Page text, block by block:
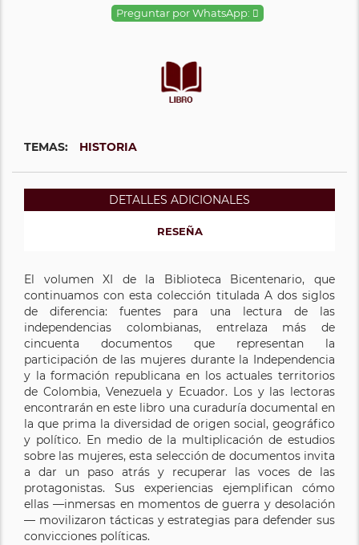
Preguntar por WhatsApp:
TEMAS: HISTORIA
DETALLES ADICIONALES
RESEÑA
El volumen XI de la Biblioteca Bicentenario, que
continuamos con esta colección titulada A dos siglos
de diferencia: fuentes para una lectura de las
independencias colombianas, entrelaza más de
cincuenta documentos que representan la
participación de las mujeres durante la Independencia
y la formación republicana en los actuales territorios
de Colombia, Venezuela y Ecuador. Los y las lectoras
encontrarán en este libro una curaduría documental en
la que prima la diversidad de origen social, geográfico
y político. En medio de la multiplicación de estudios
sobre las mujeres, esta selección de documentos invita
a dar un paso atrás y recuperar las voces de las
protagonistas. Sus experiencias ejemplifican cómo
ellas —inmersas en momentos de guerra y desolación
— movilizaron tácticas y estrategias para defender sus
convicciones políticas.